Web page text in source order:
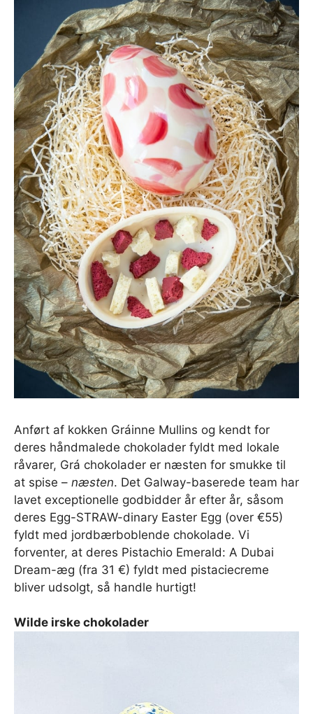
Anført af kokken Gráinne Mullins og kendt for
deres håndmalede chokolader fyldt med lokale
råvarer, Grá chokolader er næsten for smukke til
at spise – næsten. Det Galway-baserede team har
lavet exceptionelle godbidder år efter år, såsom
deres Egg-STRAW-dinary Easter Egg (over €55)
fyldt med jordbærboblende chokolade. Vi
forventer, at deres Pistachio Emerald: A Dubai
Dream-æg (fra 31 €) fyldt med pistaciecreme
bliver udsolgt, så handle hurtigt!
Wilde irske chokolader